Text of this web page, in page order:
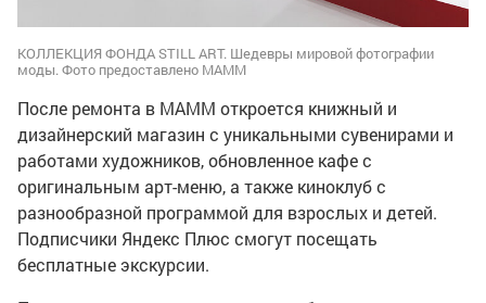
КОЛЛЕКЦИЯ ФОНДА STILL ART. Шедевры мировой фотографии
моды. Фото предоставлено МАММ
После ремонта в МАММ откроется книжный и
дизайнерский магазин с уникальными сувенирами и
работами художников, обновленное кафе с
оригинальным арт-меню, а также киноклуб с
разнообразной программой для взрослых и детей.
Подписчики Яндекс Плюс смогут посещать
бесплатные экскурсии.